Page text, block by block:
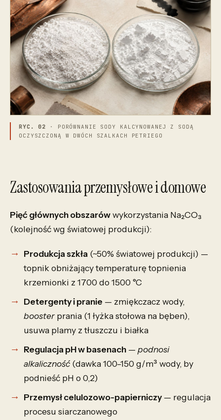
RYC. 02 · PORÓWNANIE SODY KALCYNOWANEJ Z SODĄ
OCZYSZCZONĄ W DWÓCH SZALKACH PETRIEGO
Zastosowania przemysłowe i domowe
Pięć głównych obszarówwykorzystania Na₂CO₃
(kolejność wg światowej produkcji):
Produkcja szkła (~50% światowej produkcji) —
topnik obniżający temperaturę topnienia
krzemionki z 1700 do 1500 °C
Detergenty i pranie — zmiękczacz wody,
booster prania (1 łyżka stołowa na bęben),
usuwa plamy z tłuszczu i białka
Regulacja pH w basenach — podnosi
alkaliczność(dawka 100–150 g/m³ wody, by
podnieść pH o 0,2)
Przemysł celulozowo-papierniczy— regulacja
procesu siarczanowego